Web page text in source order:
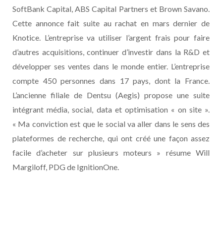
SoftBank Capital, ABS Capital Partners et Brown Savano.
Cette annonce fait suite au rachat en mars dernier de
Knotice. L’entreprise va utiliser l’argent frais pour faire
d’autres acquisitions, continuer d’investir dans la R&D et
développer ses ventes dans le monde entier. L’entreprise
compte 450 personnes dans 17 pays, dont la France.
L’ancienne filiale de Dentsu (Aegis) propose une suite
intégrant média, social, data et optimisation « on site ».
« Ma conviction est que le social va aller dans le sens des
plateformes de recherche, qui ont créé une façon assez
facile d’acheter sur plusieurs moteurs » résume Will
Margiloff, PDG de IgnitionOne.